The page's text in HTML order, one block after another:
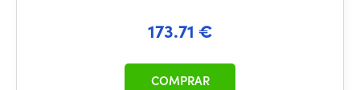
173.71 €
COMPRAR